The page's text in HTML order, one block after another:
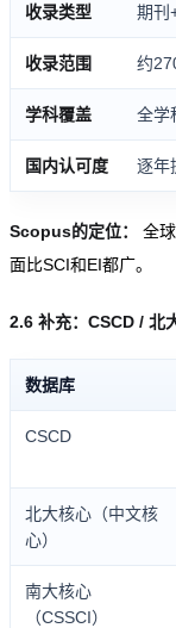
收录类型 期刊
收录范围 约
学科覆盖 全学
国内认可度 逐年
Scopus的定位：
全
面比SCI和EI都广。
2.6 补充：CSCD / 北
数据库
CSCD
北大核心（中文核
心）
南大核心
（CSSCI）